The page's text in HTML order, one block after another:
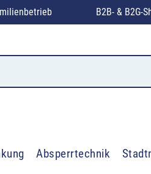
B2B- & B2G-
Absperrtechnik